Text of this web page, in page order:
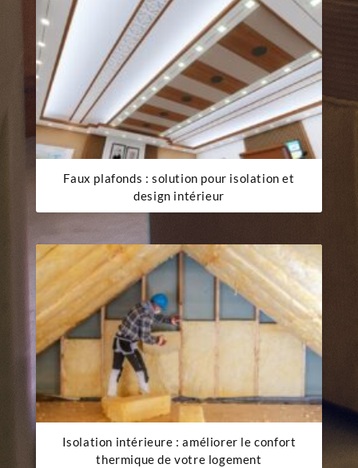
Faux plafonds : solution pour isolation et
design intérieur
Isolation intérieure : améliorer le confort
thermique de votre logement